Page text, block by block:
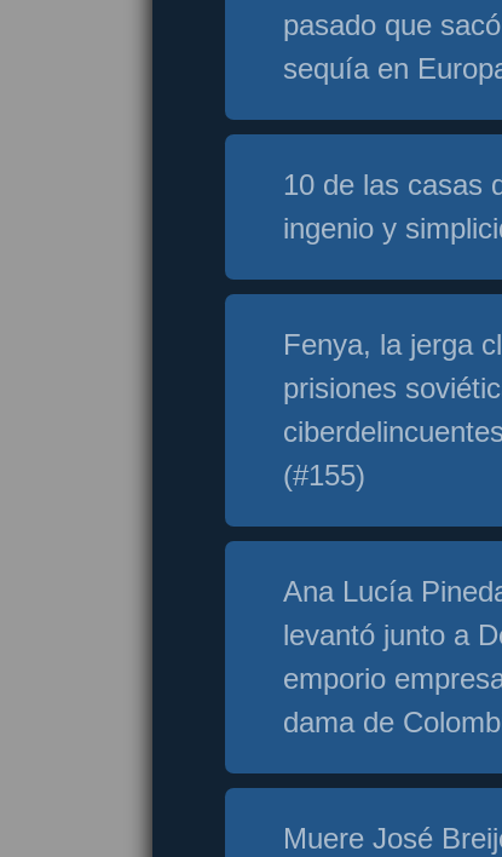
pasado que
sequía en
10 de las casas
ingenio y
Fenya, la jerga
prisiones
(#155)
Ana Lucía
levantó junto a
emporio
dama de
Muere José